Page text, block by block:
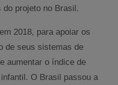
do projeto no Brasil.
2018, para apoiar os
de seus sistemas de
aumentar o índice de
O Brasil passou a